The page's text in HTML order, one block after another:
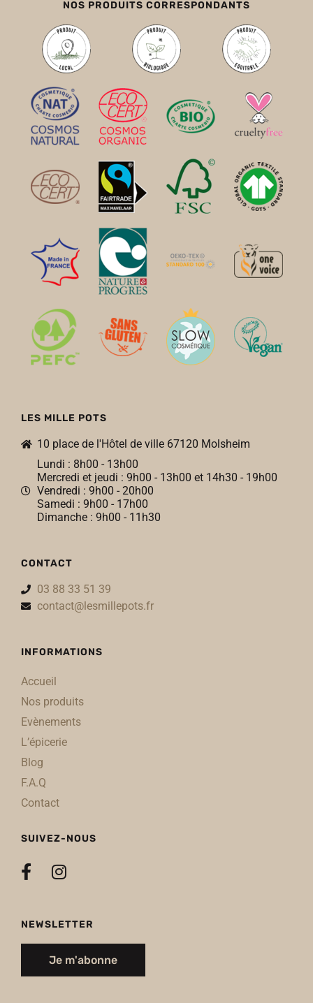
NOS PRODUITS CORRESPONDANTS
LES MILLE POTS
10 place de l'Hôtel de ville 67120 Molsheim
Lundi : 8h00 - 13h00
Mercredi et jeudi : 9h00 - 13h00 et 14h30 - 19h00
Vendredi : 9h00 - 20h00
Samedi : 9h00 - 17h00
Dimanche : 9h00 - 11h30
CONTACT
03 88 33 51 39
contact@lesmillepots.fr
INFORMATIONS
Accueil
Nos produits
Evènements
L’épicerie
Blog
F.A.Q
Contact
SUIVEZ-NOUS
NEWSLETTER
Je m'abonne